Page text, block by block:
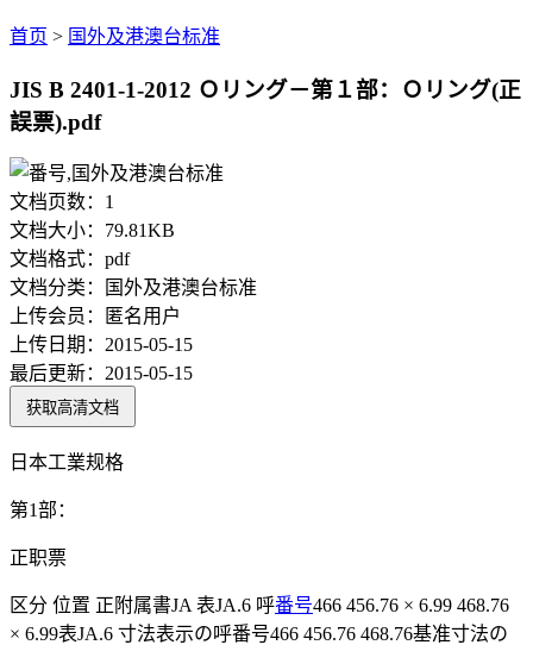
首页 > 国外及港澳台标准
JIS B 2401-1-2012 Ｏリング－第１部：Ｏリング(正
誤票).pdf
文档页数： 1
文档大小： 79.81KB
文档格式： pdf
文档分类：
国外及港澳台标准
上传会员：
匿名用户
上传日期： 2015-05-15
最后更新： 2015-05-15
获取高清文档
日本工業规格
第1部：
正职票
区分 位置 正附属書JA 表JA.6 呼番号466 456.76 × 6.99 468.76
× 6.99表JA.6 寸法表示の呼番号466 456.76 468.76基准寸法の